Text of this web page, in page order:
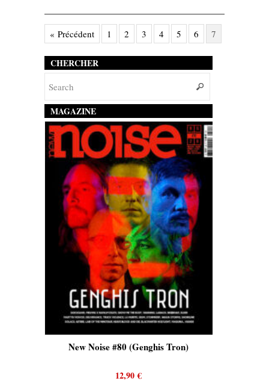
« Précédent 1 2 3 4 5 6 7
CHERCHER
MAGAZINE
New Noise #80 (Genghis Tron)